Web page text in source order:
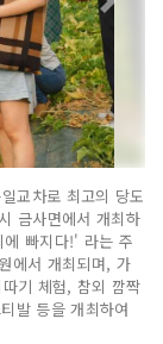
교차로 최고의 당도
금사면에서 개최하
에 빠지다!' 라는 주
에서 개최되며, 가
기 체험, 참외 깜짝
발 등을 개최하여